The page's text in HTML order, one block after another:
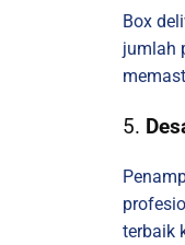
Box
jumlah
5.
terbaik